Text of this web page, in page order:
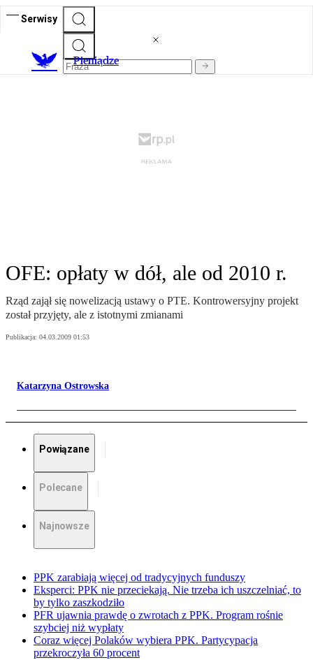
Serwisy
Pieniądze
OFE: opłaty w dół, ale od 2010 r.
Rząd zajął się nowelizacją ustawy o PTE. Kontrowersyjny projekt
został przyjęty, ale z istotnymi zmianami
Publikacja: 04.03.2009 01:53
Katarzyna Ostrowska
Powiązane
Polecane
Najnowsze
PPK zarabiają więcej od tradycyjnych funduszy
Eksperci: PPK nie przeciekają. Nie trzeba ich uszczelniać, to
by tylko zaszkodziło
PFR ujawnia prawdę o zwrotach z PPK. Program rośnie
szybciej niż wypłaty
Coraz więcej Polaków wybiera PPK. Partycypacja
przekroczyła 60 procent